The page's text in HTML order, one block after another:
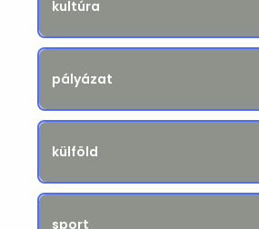
kultúra
pályázat
külföld
sport